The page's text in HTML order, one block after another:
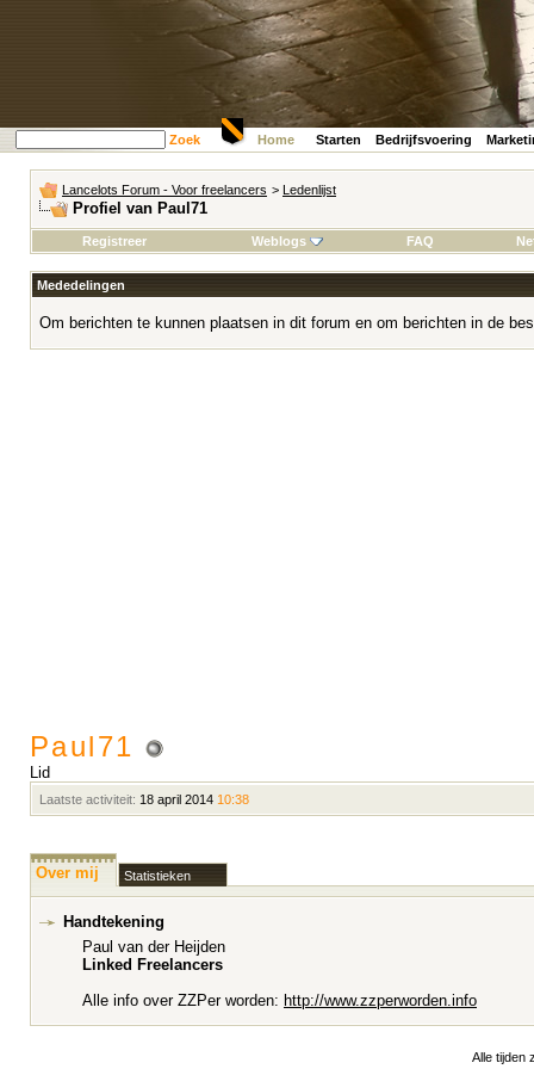
Zoek Home Starten Bedrijfsvoering
Lancelots Forum - Voor freelancers > Ledenlijst
Profiel van Paul71
Registreer Weblogs FAQ
Mededelingen
Om berichten te kunnen plaatsen in dit forum en om berichten in de
Paul71
Lid
Laatste activiteit: 18 april 2014 10:38
Over mij Statistieken
Handtekening
Paul van der Heijden
Linked Freelancers
Alle info over ZZPer worden: http://www.zzperworden.info
Alle tijden